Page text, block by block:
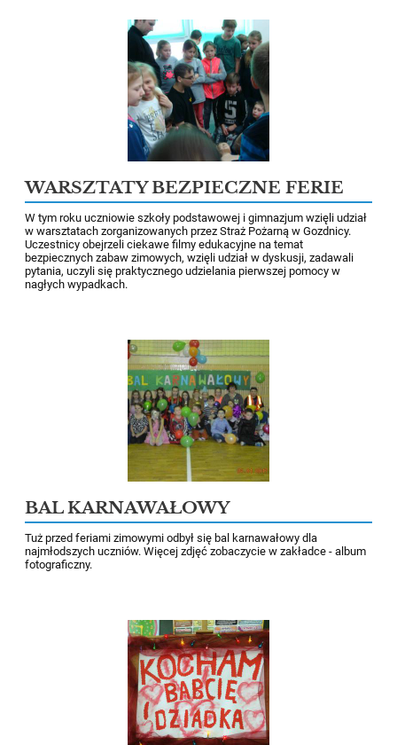
WARSZTATY BEZPIECZNE FERIE
W tym roku uczniowie szkoły podstawowej i gimnazjum wzięli udział
w warsztatach zorganizowanych przez Straż Pożarną w Gozdnicy.
Uczestnicy obejrzeli ciekawe filmy edukacyjne na temat
bezpiecznych zabaw zimowych, wzięli udział w dyskusji, zadawali
pytania, uczyli się praktycznego udzielania pierwszej pomocy w
nagłych wypadkach.
BAL KARNAWAŁOWY
Tuż przed feriami zimowymi odbył się bal karnawałowy dla
najmłodszych uczniów. Więcej zdjęć zobaczycie w zakładce - album
fotograficzny.